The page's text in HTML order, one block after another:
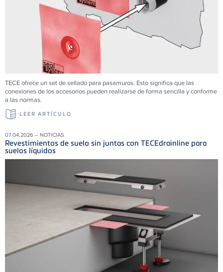
TECE ofrece un set de sellado para pasamuros. Esto significa que las
conexiones de los accesorios pueden realizarse de forma sencilla y conforme
a las normas.
LEER ARTÍCULO
07.04.2026 – NOTICIAS
Revestimientos de suelo sin juntas con TECEdrainline para
suelos líquidos